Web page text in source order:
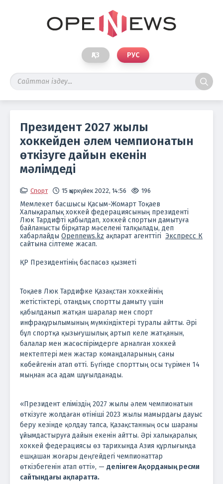
ҚАЗ РУС
Президент 2027 жылы
хоккейден әлем чемпионатын
өткізуге дайын екенін
мәлімдеді
Спорт 15 қыркүйек 2022, 14:56 196
Мемлекет басшысы Қасым-Жомарт Тоқаев
Халықаралық хоккей федерациясының президенті
Люк Тардифті қабылдап, хоккей спортын дамытуға
байланысты бірқатар мәселені талқылады, деп
хабарлайды Opennews.kz ақпарат агенттігі Экспресс К
сайтына сілтеме жасап.
ҚР Президентінің баспасөз қызметі
Тоқаев Люк Тардифке Қазақстан хоккейінің
жетістіктері, отандық спортты дамыту үшін
қабылданып жатқан шаралар мен спорт
инфрақұрылымының мүмкіндіктері туралы айтты. Әрі
бұл спортқа қызығушылық артып келе жатқанын,
балалар мен жасөспірімдерге арналған хоккей
мектептері мен жастар командаларының саны
көбейгенін атап өтті. Бүгінде спорттың осы түрімен 14
мыңнан аса адам шұғылданады.
«Президент еліміздің 2027 жылы әлем чемпионатын
өткізуге жолдаған өтініші 2023 жылы мамырдағы дауыс
беру кезінде қолдау тапса, Қазақстанның осы шараны
ұйымдастыруға дайын екенін айтты. Әрі халықаралық
хоккей федерациясы өз тарихында Азия құрлығында
ешқашан жоғары деңгейдегі чемпионаттар
өткізбегенін атап өтті», — делінген Ақорданың ресми
сайтындағы ақпаратта.